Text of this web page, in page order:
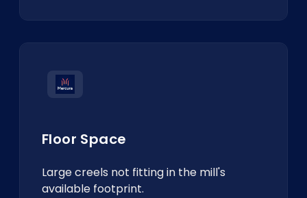
Floor Space
Large creels not fitting in the mill's
available footprint.